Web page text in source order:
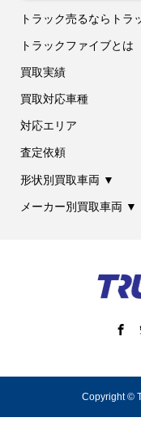
トラック売るならトラ
トラックファイブとは
買取実績
買取対応車種
対応エリア
査定依頼
形状別買取車両 ▼
メーカー別買取車両 ▼
Copyright ©